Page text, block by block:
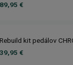
89,95 €
Rebuild kit pedálov
39,95 €